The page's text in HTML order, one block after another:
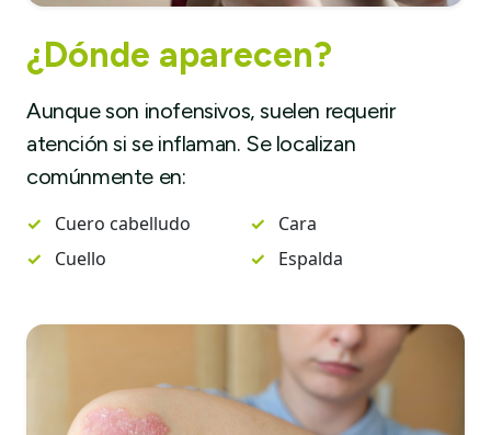
¿Dónde aparecen?
Aunque son inofensivos, suelen requerir
atención si se inflaman. Se localizan
comúnmente en:
✓ Cuero cabelludo ✓
Cara
✓
Cuello ✓ Espalda